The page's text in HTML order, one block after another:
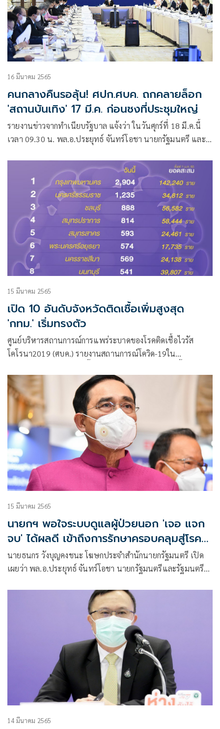
16 มีนาคม 2565
คนกลางคืนรอลุ้น! ศปก.ศบค. ถกคลายล็อก
'สถานบันเทิง' 17 มี.ค. ก่อนชงที่ประชุมใหญ่
รายงานข่าวจากทำเนียบรัฐบาล แจ้งว่า ในวันศุกร์ที่ 18 มี.ค.นี้
เวลา 09.30 น. พล.อ.ประยุทธ์ จันทร์โอชา นายกรัฐมนตรี และ
บริหารสถานการณ์โรคติดเชื้อไวรัสโคโรนา​ 2019 (โควิด 19)​
หรือ ศบค.​
15 มีนาคม 2565
เปิด 10 อันดับจังหวัดติดเชื้อเพิ่มสูงสุด
'กทม.' เริ่มทรงตัว
ศูนย์บริหารสถานการณ์การแพร่ระบาดของโรคติดเชื้อไวรัส
โคโรนา2019 (ศบค.) รายงานสถานการณ์โควิด-19ใน
ประเทศ 19,636 ราย มาจากระบบเฝ้าระวังและระบบบริการ
19,392 ราย
15 มีนาคม 2565
นายกฯ พอใจระบบดูแลผู้ป่วยนอก 'เจอ แจก
จบ' ได้ผลดี เข้าถึงการรักษาครอบคลุมสู่โรค
ประจำถิ่น
นายธนกร วังบุญคงชนะ โฆษกประจำสำนักนายกรัฐมนตรี เปิด
เผยว่า พล.อ.ประยุทธ์ จันทร์โอชา นายกรัฐมนตรีและรัฐมนตรี
โควิด-19 อย่างใกล้ชิด ซึ่งในขณะนี้สถานการณ์การแพร่ระบาดอยู่
ในช่วงของการปรับเข้าสู่โรคประจำถิ่น หรือยุติการระบาดใหญ่
14 มีนาคม 2565